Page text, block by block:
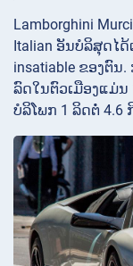
Lamborghini
Italian ອັນບໍລິສຸດໄ
insatiable ຂອງຕົນ
ລົດ​ໃນ​ຕົວ​ເມືອງ​ແມ່ນ
ບໍລິໂພກ 1 ລິດຕໍ່ 4.6